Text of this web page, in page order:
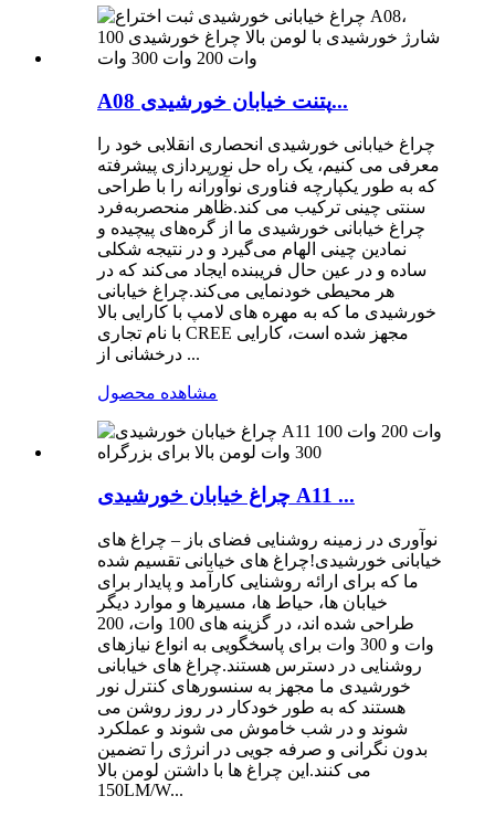
A08 پتنت خیابان خورشیدی...
چراغ خیابانی خورشیدی انحصاری انقلابی خود را
معرفی می کنیم، یک راه حل نورپردازی پیشرفته
که به طور یکپارچه فناوری نوآورانه را با طراحی
سنتی چینی ترکیب می کند.ظاهر منحصربه‌فرد
چراغ خیابانی خورشیدی ما از گره‌های پیچیده و
نمادین چینی الهام می‌گیرد و در نتیجه شکلی
ساده و در عین حال فریبنده ایجاد می‌کند که در
هر محیطی خودنمایی می‌کند.چراغ خیابانی
خورشیدی ما که به مهره های لامپ با کارایی بالا
با نام تجاری CREE مجهز شده است، کارایی
درخشانی از ...
مشاهده محصول
چراغ خیابان خورشیدی A11 ...
نوآوری در زمینه روشنایی فضای باز – چراغ های
خیابانی خورشیدی!چراغ های خیابانی تقسیم شده
ما که برای ارائه روشنایی کارآمد و پایدار برای
خیابان ها، حیاط ها، مسیرها و موارد دیگر
طراحی شده اند، در گزینه های 100 وات، 200
وات و 300 وات برای پاسخگویی به انواع نیازهای
روشنایی در دسترس هستند.چراغ های خیابانی
خورشیدی ما مجهز به سنسورهای کنترل نور
هستند که به طور خودکار در روز روشن می
شوند و در شب خاموش می شوند و عملکرد
بدون نگرانی و صرفه جویی در انرژی را تضمین
می کنند.این چراغ ها با داشتن لومن بالا
150LM/W...